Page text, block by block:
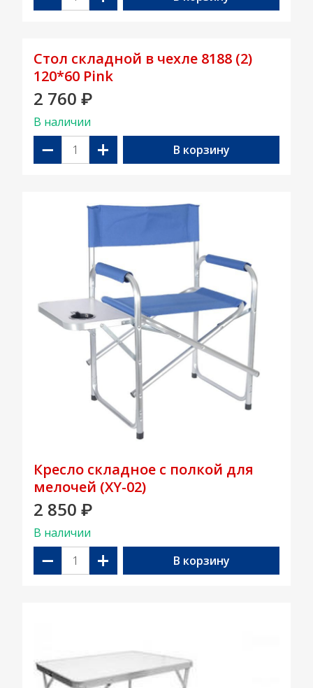
Стол складной в чехле 8188 (2)
120*60 Pink
2 760 ₽
В наличии
− + В корзину
Кресло складное с полкой для
мелочей (XY-02)
2 850 ₽
В наличии
− + В корзину